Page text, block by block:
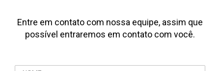
Entre em contato com nossa equipe, assim que
possível entraremos em contato com você.